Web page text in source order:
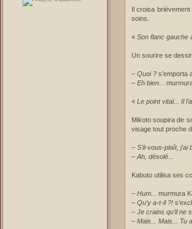
Il croisa
soins.
« Son flanc gauche
Un sourire se
– Quoi ? s’emporta
– Eh bien...
« Le point vital... Il l’a
Mikoto soupira de
visage tout proche
– S’il-vous-plaît,
– Ah, désolé...
Kabuto utilisa ses
– Hum...
murmura
– Qu’y a-t-il ?!
– Je crains qu’il ne
– Mais... Mais... Tu